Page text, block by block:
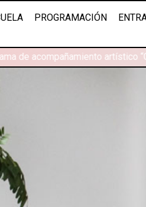
PROGRAMACIÓN
de acompañamiento artístico